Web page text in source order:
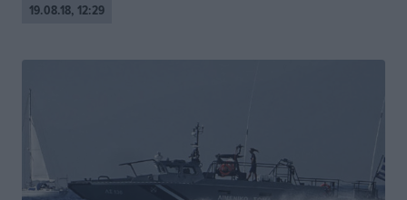
19.08.18, 12:29